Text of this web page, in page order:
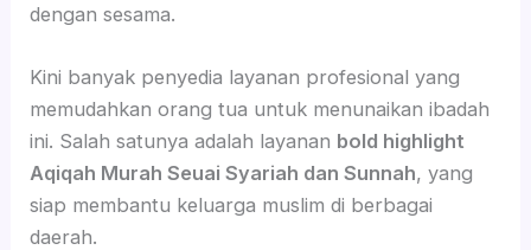
dengan sesama.
Kini banyak penyedia layanan profesional yang
memudahkan orang tua untuk menunaikan ibadah
ini. Salah satunya adalah layanan bold highlight
Aqiqah Murah Seuai Syariah dan Sunnah, yang
siap membantu keluarga muslim di berbagai
daerah.